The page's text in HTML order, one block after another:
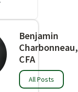
Benjamin
Charbonneau,
CFA
All Posts